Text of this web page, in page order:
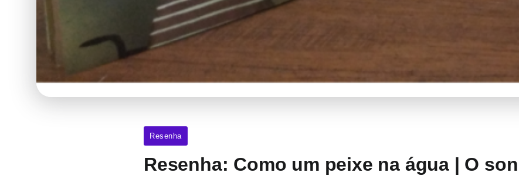
Resenha
Resenha: Como um peixe na água | O